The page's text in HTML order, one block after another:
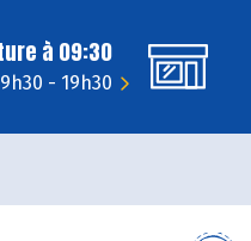
à 09:30
- 19h30